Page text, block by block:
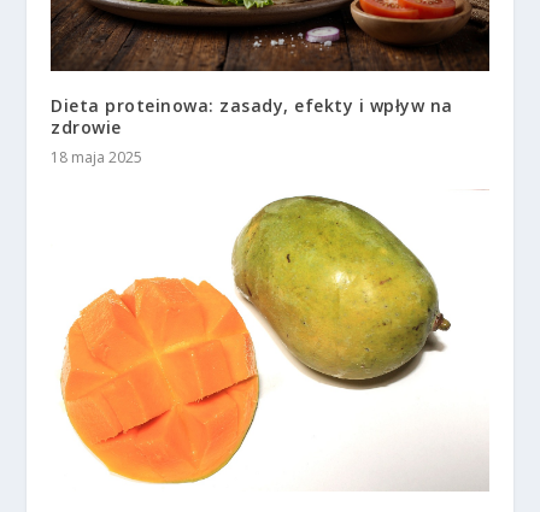
Dieta proteinowa: zasady, efekty i wpływ na
zdrowie
18 maja 2025